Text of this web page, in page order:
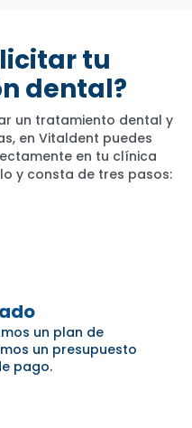
tu
dental?
un tratamiento dental y
en Vitaldent puedes
en tu clínica
y consta de tres pasos:
un plan de
un presupuesto
pago.